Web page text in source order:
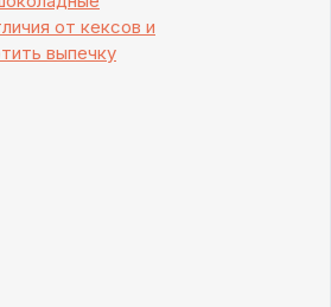
от кексов и
выпечку